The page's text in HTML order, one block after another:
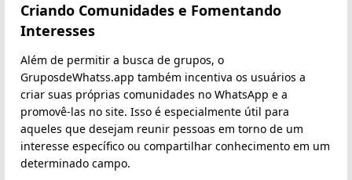
Criando Comunidades e Fomentando
Interesses
Além de permitir a busca de grupos, o
GruposdeWhatss.app também incentiva os usuários a
criar suas próprias comunidades no WhatsApp e a
promovê-las no site. Isso é especialmente útil para
aqueles que desejam reunir pessoas em torno de um
interesse específico ou compartilhar conhecimento em um
determinado campo.